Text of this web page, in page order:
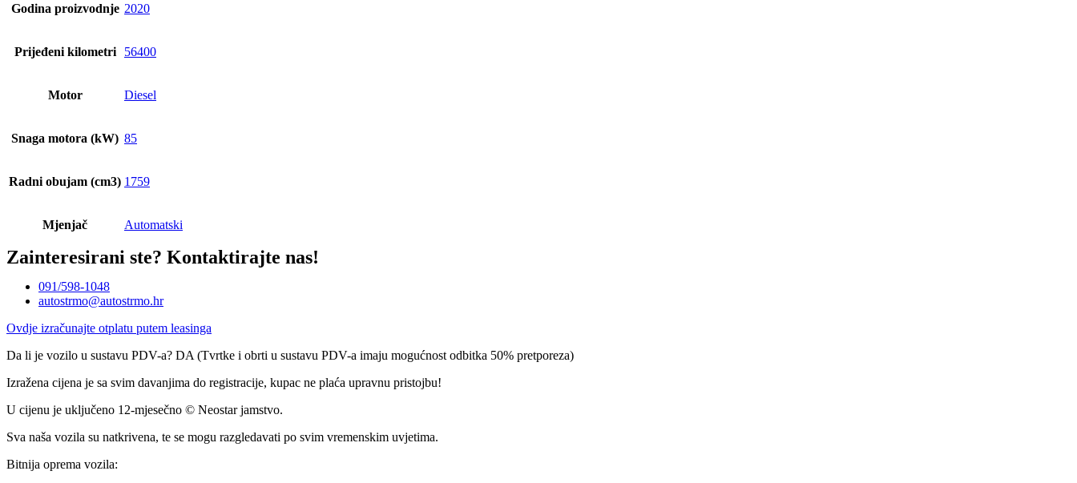
Godina proizvodnje 2020
Prijeđeni kilometri 56400
Motor Diesel
Snaga motora (kW) 85
Radni obujam (cm3) 1759
Mjenjač Automatski
Zainteresirani ste? Kontaktirajte nas!
091/598-1048
autostrmo@autostrmo.hr
Ovdje izračunajte otplatu putem leasinga
Da li je vozilo u sustavu PDV-a? DA (Tvrtke i obrti u sustavu PDV-a imaju mogućnost odbitka 50% pretporeza)
Izražena cijena je sa svim davanjima do registracije, kupac ne plaća upravnu pristojbu!
U cijenu je uključeno 12-mjesečno © Neostar jamstvo.
Sva naša vozila su natkrivena, te se mogu razgledavati po svim vremenskim uvjetima.
Bitnija oprema vozila: